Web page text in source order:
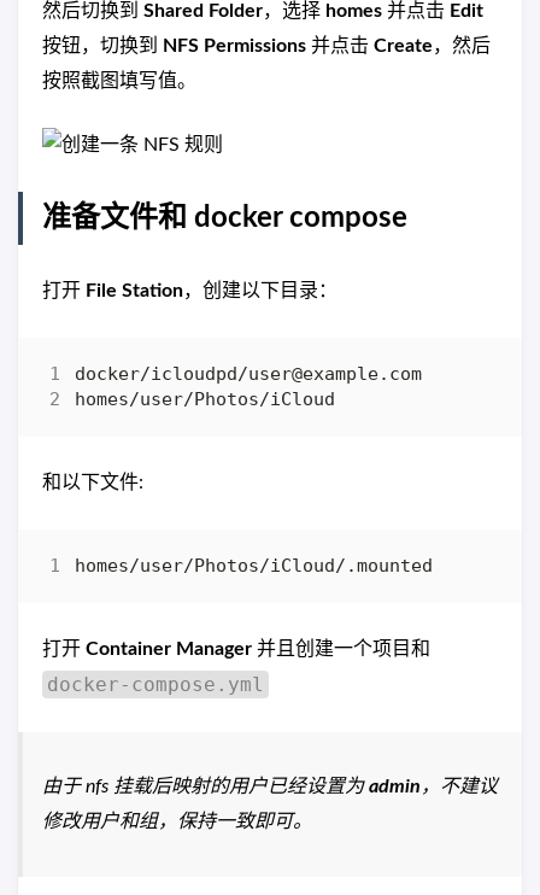
然后切换到 Shared Folder，选择 homes 并点击 Edit
按钮，切换到
NFS Permissions 并点击 Create，然后
按照截图填写值。
准备文件和 docker compose
打开 File Station，创建以下目录：
docker/icloudpd/user@example.com
和以下文件:
打开 Container Manager 并且创建一个项目和
docker-compose.yml
由于 nfs 挂载后映射的用户已经设置为admin ，不建议
修改用户和组，保持一致即可。